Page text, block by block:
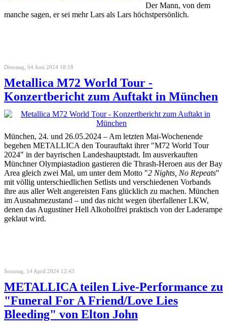
Der Mann, von dem
manche sagen, er sei mehr Lars als Lars höchstpersönlich.
Dienstag, 04 Juni 2024 18:18
Metallica M72 World Tour -
Konzertbericht zum Auftakt in München
München, 24. und 26.05.2024 – Am letzten Mai-Wochenende
begehen METALLICA den Tourauftakt ihrer "M72 World Tour
2024" in der bayrischen Landeshauptstadt. Im ausverkauften
Münchner Olympiastadion gastieren die Thrash-Heroen aus der Bay
Area gleich zwei Mal, um unter dem Motto "2 Nights, No Repeats"
mit völlig unterschiedlichen Setlists und verschiedenen Vorbands
ihre aus aller Welt angereisten Fans glücklich zu machen. München
im Ausnahmezustand – und das nicht wegen überfallener LKW,
denen das Augustiner Hell Alkoholfrei praktisch von der Laderampe
geklaut wird.
Sonntag, 14 April 2024 12:43
METALLICA teilen Live-Performance zu
"Funeral For A Friend/Love Lies
Bleeding" von Elton John